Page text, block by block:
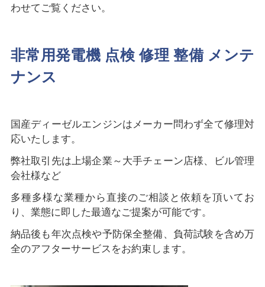
わせてご覧ください。
非常用発電機 点検 修理 整備 メンテ
ナンス
国産ディーゼルエンジンはメーカー問わず全て修理対
応いたします。
弊社取引先は上場企業～大手チェーン店様、ビル管理
会社様など
多種多様な業種から直接のご相談と依頼を頂いてお
り、業態に即した最適なご提案が可能です。
納品後も年次点検や予防保全整備、負荷試験を含め万
全のアフターサービスをお約束します。